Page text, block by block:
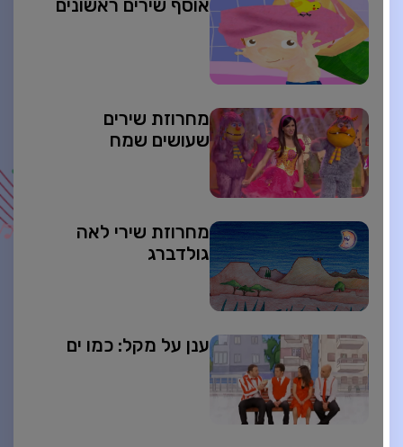
אוסף שירים ראשונים
מחרוזת שירים
שעושים שמח
מחרוזת שירי לאה
גולדברג
ענן על מקל: כמו ים